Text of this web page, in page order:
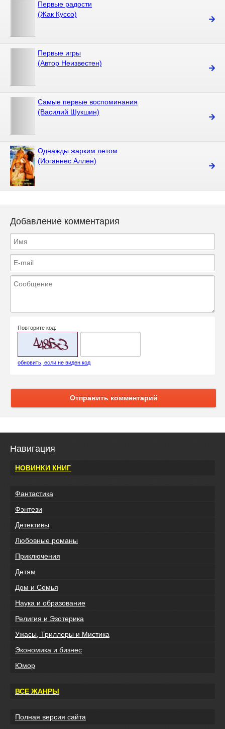
Первые радости
(Жак Куссо)
Первые игры
(Автор Неизвестен)
Самые первые воспоминания
(Василий Шукшин)
Однажды жарким летом
(Иоганнес Аллен)
Добавление комментария
Повторите код:
обновить, если не виден код
Отправить комментарий
Навигация
НОВИНКИ КНИГ
Фантастика
Фэнтези
Детективы
Любовные романы
Приключения
Детям
Дом и Семья
Наука и образование
Религия и Эзотерика
Ужасы, Триллеры и Мистика
Экономика и бизнес
Юмор
ВСЕ ЖАНРЫ
Полная версия сайта